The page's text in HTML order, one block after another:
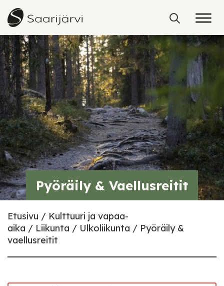
Skip to content
Pyöräily & Vaellusreitit
Etusivu
Kulttuuri ja vapaa-
aika
Liikunta Ulkoliikunta
Pyöräily &
vaellusreitit